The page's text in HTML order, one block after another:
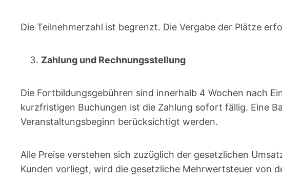
Die Teilnehmerzahl ist begrenzt. Die Vergabe der Plätze
Zahlung und Rechnungsstellung
Die Fortbildungsgebühren sind innerhalb 4 Wochen nach
kurzfristigen Buchungen ist die Zahlung sofort fällig. Eine
Veranstaltungsbeginn berücksichtigt werden.
Alle Preise verstehen sich zuzüglich der gesetzlichen
Kunden vorliegt, wird die gesetzliche Mehrwertsteuer von